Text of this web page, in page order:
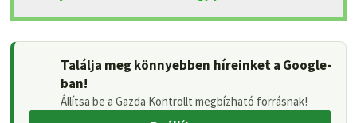
Találja meg könnyebben híreinket a Google-
ban!
Állítsa be a Gazda Kontrollt megbízható forrásnak!